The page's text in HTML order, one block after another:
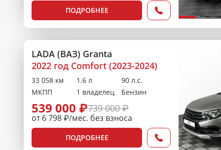
ПОДРОБНЕЕ
LADA (ВАЗ) Granta
2022 год Comfort (2023-2024)
33 058 км 1.6 л
90 л.с.
МКПП
1 владелец Бензин
539 000 ₽739 000 ₽
от 6 798 ₽/мес. без взноса
ПОДРОБНЕЕ